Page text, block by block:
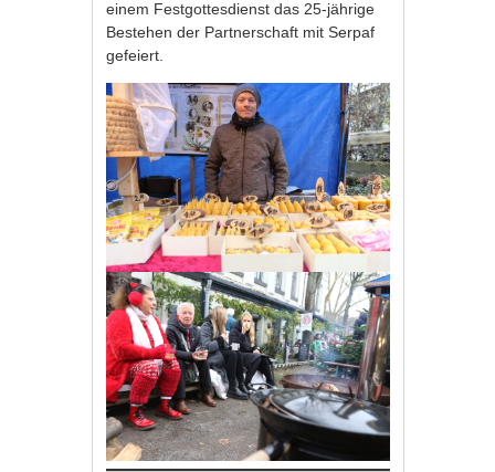
einem Festgottesdienst das 25-jährige
Bestehen der Partnerschaft mit Serpaf
gefeiert.